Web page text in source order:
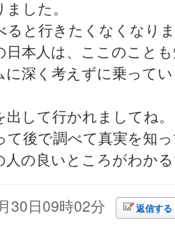
した。
ると行きたくなくなり
日本人は、ここのこと
に深く考えずに乗って
して行かれましてね。
て後で調べて真実を知
人の良いところがわか
30日09時02分 返信する